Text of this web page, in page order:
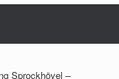
Sprockhövel –